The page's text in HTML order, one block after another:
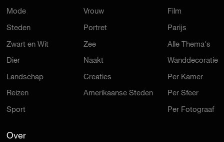
Mode
Steden
Zwart en Wit
Dier
Landschap
Reizen
Sport
Vrouw
Portret
Zee
Naakt
Creaties
Amerikaanse Steden
Film
Parijs
Alle Thema's
Wanddecoratie
Per Kamer
Per Sfeer
Per Fotograaf
Over